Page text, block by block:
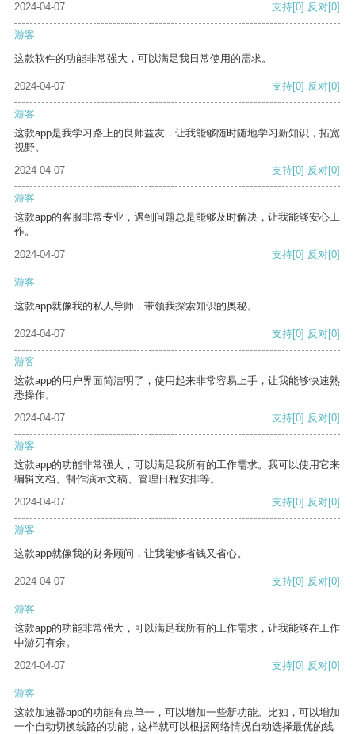
2024-04-07
支持[0] 反对[0]
游客
这款软件的功能非常强大，可以满足我日常使用的需求。
2024-04-07 支持[0] 反对[0]
游客
这款app是我学习路上的良师益友，让我能够随时随地学习新知识，拓宽
视野。
2024-04-07
支持[0] 反对[0]
游客
这款app的客服非常专业，遇到问题总是能够及时解决，让我能够安心工
作。
2024-04-07
支持[0] 反对[0]
游客
这款app就像我的私人导师，带领我探索知识的奥秘。
2024-04-07 支持[0] 反对[0]
游客
这款app的用户界面简洁明了，使用起来非常容易上手，让我能够快速熟
悉操作。
2024-04-07
支持[0] 反对[0]
游客
这款app的功能非常强大，可以满足我所有的工作需求。我可以使用它来
编辑文档、制作演示文稿、管理日程安排等。
2024-04-07
支持[0] 反对[0]
游客
这款app就像我的财务顾问，让我能够省钱又省心。
2024-04-07 支持[0] 反对[0]
游客
这款app的功能非常强大，可以满足我所有的工作需求，让我能够在工作
中游刃有余。
2024-04-07
支持[0] 反对[0]
游客
这款加速器app的功能有点单一，可以增加一些新功能。比如，可以增加
一个自动切换线路的功能，这样就可以根据网络情况自动选择最优的线